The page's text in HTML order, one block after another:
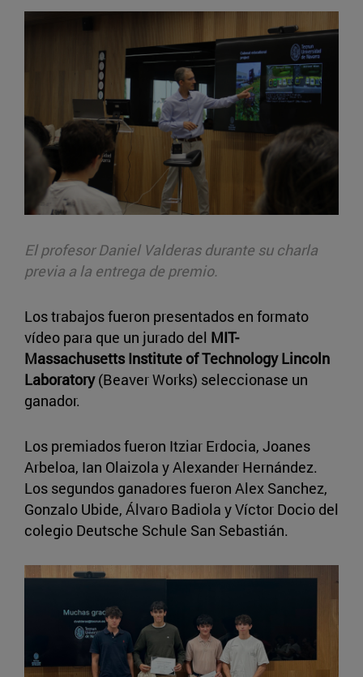
El profesor Daniel Valderas durante su charla
previa a la entrega de premio.
Los trabajos fueron presentados en formato
vídeo para que un jurado del MIT-
Massachusetts Institute of Technology Lincoln
Laboratory(Beaver Works) seleccionase un
ganador.
Los premiados fueron Itziar Erdocia, Joanes
Arbeloa, Ian Olaizola y Alexander Hernández.
Los segundos ganadores fueron Alex Sanchez,
Gonzalo Ubide, Álvaro Badiola y Víctor Docio del
colegio Deutsche Schule San Sebastián.